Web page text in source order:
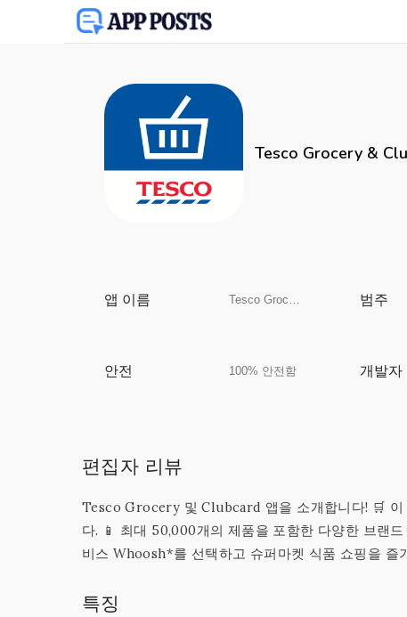
Tesco Grocery &
앱 이름 Tesco Grocery & Clubcard 범주
안전 100% 안전함 개발자
편집자 리뷰
Tesco Grocery 및 Clubcard 앱을 소개합니다! 🛒 이
다. 📱 최대 50,000개의 제품을 포함한 다양한 브랜
비스 Whoosh*를 선택하고 슈퍼마켓 식품 쇼핑을 즐
특징